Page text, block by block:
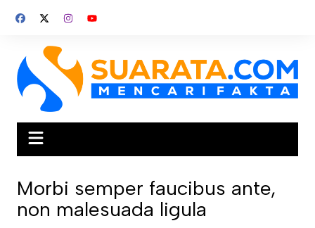
Morbi semper faucibus ante,
non malesuada ligula